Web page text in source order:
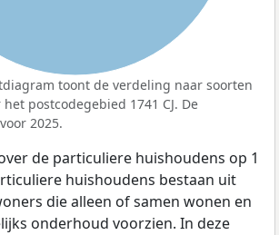
toont de verdeling naar soorten
postcodegebied 1741 CJ. De
2025.
de particuliere huishoudens op 1
huishoudens bestaan uit
die alleen of samen wonen en
onderhoud voorzien. In deze